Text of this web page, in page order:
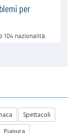
Spettacoli